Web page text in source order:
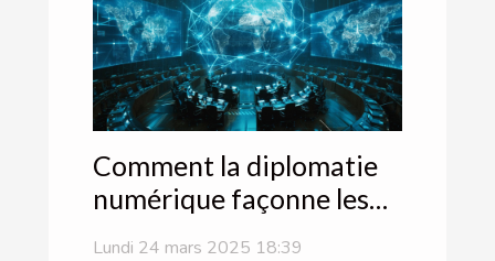
Comment la diplomatie
numérique façonne les
Lundi 24 mars 2025 18:39